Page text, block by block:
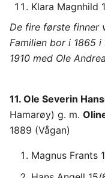
Klara Magnhild
De fire første finner
Familien bor i 1865
1910 med Ole
11. Ole Severin
Hamarøy) g. m.
1889 (Vågan)
Magnus Frants